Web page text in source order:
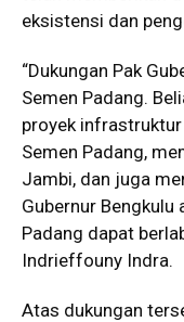
eksistensi dan
“Dukungan Pak
Semen Padang.
proyek
Semen Padang,
Jambi, dan juga
Gubernur Bengkulu
Padang dapat
Indrieffouny Indra.
Atas dukungan